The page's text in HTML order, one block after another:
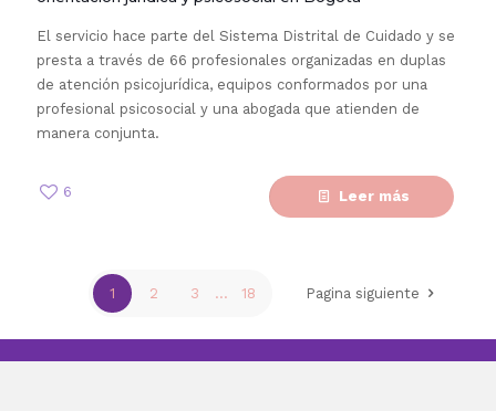
El servicio hace parte del Sistema Distrital de Cuidado y se
presta a través de 66 profesionales organizadas en duplas
de atención psicojurídica, equipos conformados por una
profesional psicosocial y una abogada que atienden de
manera conjunta.
6 Leer más
1 2 3 ... 18 Pagina siguiente